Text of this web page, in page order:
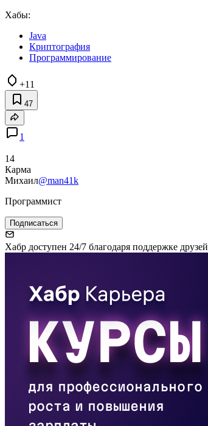
Хабы:
Java
Криптография
Программирование
+11
47
1
14
Карма
Михаил@man41k
Программист
Подписаться
Хабр доступен 24/7 благодаря поддержке друзей